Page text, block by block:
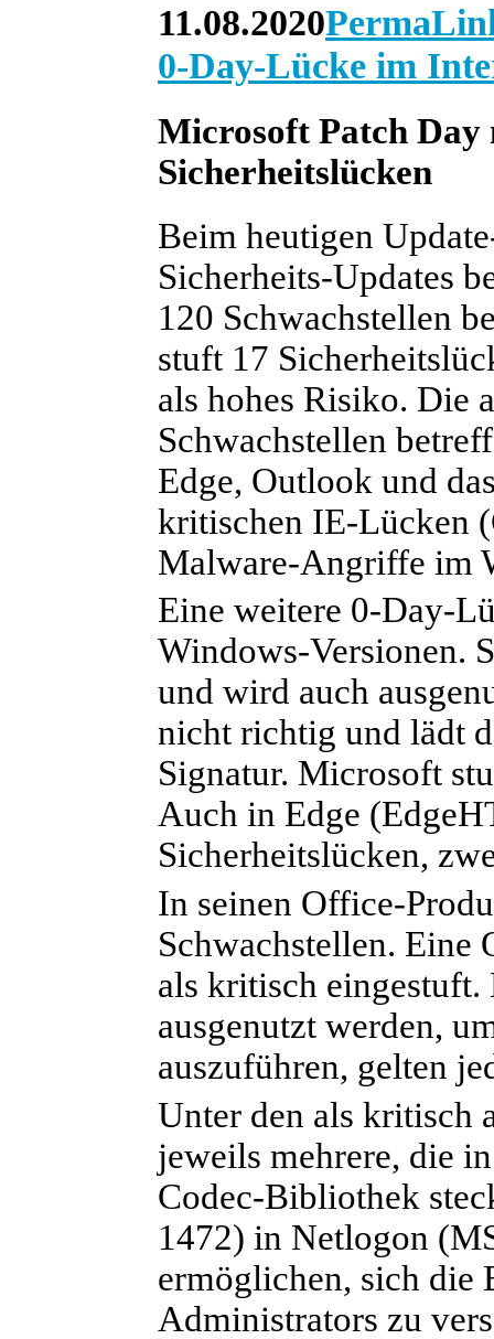
11.08.2020
0-Day-Lücke im
Microsoft Patch Day
Sicherheitslücken
Beim heutigen
Sicherheits-Updates
120 Schwachstellen
stuft 17
als hohes Risiko. Die
Schwachstellen
Edge, Outlook und
kritischen IE-Lücken
Malware-Angriffe im
Eine weitere 0-Day-
Windows-Versionen.
und wird auch
nicht richtig und lädt
Signatur. Microsoft
Auch in Edge
Sicherheitslücken,
In seinen Office-
Schwachstellen.
als kritisch eingestuft.
ausgenutzt werden,
auszuführen, gelten
Unter den als kritisch
jeweils mehrere, die
Codec-Bibliothek
1472) in Netlogon
ermöglichen, sich die
Administrators zu